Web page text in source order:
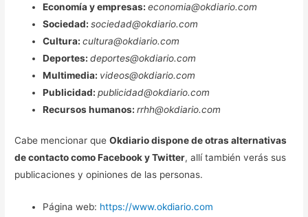
Economía y empresas:economia@okdiario.com
Sociedad:sociedad@okdiario.com
Cultura:cultura@okdiario.com
Deportes:deportes@okdiario.com
Multimedia: videos@okdiario.com
Publicidad:publicidad@okdiario.com
Recursos humanos:rrhh@okdiario.com
Cabe mencionar queOkdiario dispone de otras alternativas
de contacto como Facebook y Twitter, allí también verás sus
publicaciones y opiniones de las personas.
Página web: https://www.okdiario.com